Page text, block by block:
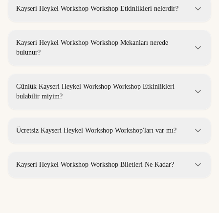
Kayseri Heykel Workshop Workshop Etkinlikleri nelerdir?
Kayseri Heykel Workshop Workshop Mekanları nerede
bulunur?
Günlük Kayseri Heykel Workshop Workshop Etkinlikleri
bulabilir miyim?
Ücretsiz Kayseri Heykel Workshop Workshop'ları var mı?
Kayseri Heykel Workshop Workshop Biletleri Ne Kadar?